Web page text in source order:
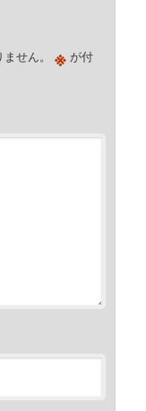
せん。 ※ が付